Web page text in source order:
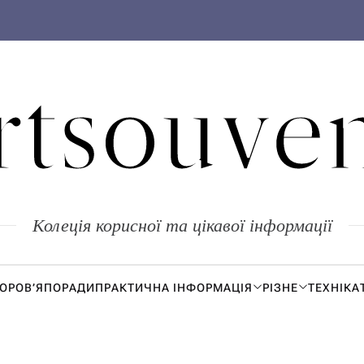
Колеція корисної та цікавої інформації
ПОРАДИПРАКТИЧНА ІНФОРМАЦІЯ РІЗНЕ ТЕХНІКА